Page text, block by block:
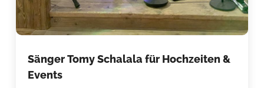
Sänger Tomy Schalala für Hochzeiten &
Events